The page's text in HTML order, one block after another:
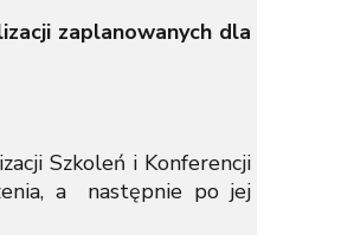
zaplanowanych dla
Szkoleń i Konferencji
a następnie po jej